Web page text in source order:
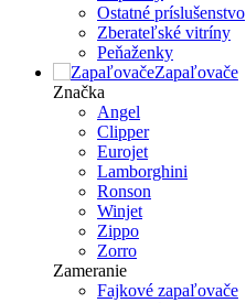
Ostatné príslušenstvo
Zberateľské vitríny
Peňaženky
Zapaľovače
Značka
Angel
Clipper
Eurojet
Lamborghini
Ronson
Winjet
Zippo
Zorro
Zameranie
Fajkové zapaľovače